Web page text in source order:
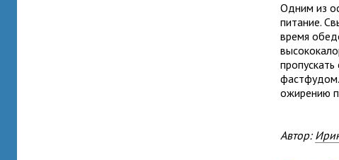
Одним из
питание.
время
ожирению
Автор: